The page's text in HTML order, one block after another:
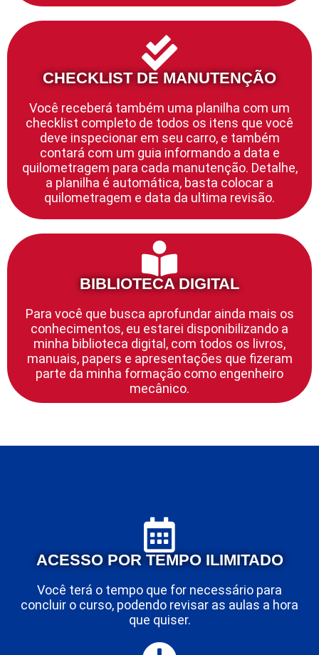
CHECKLIST DE MANUTENÇÃO
Você receberá também uma planilha com um
checklist completo de todos os itens que você
deve inspecionar em seu carro, e também
contará com um guia informando a data e
quilometragem para cada manutenção. Detalhe,
a planilha é automática, basta colocar a
quilometragem e data da ultima revisão.
BIBLIOTECA DIGITAL
Para você que busca aprofundar ainda mais os
conhecimentos, eu estarei disponibilizando a
minha biblioteca digital, com todos os livros,
manuais, papers e apresentações que fizeram
parte da minha formação como engenheiro
mecânico.
ACESSO POR TEMPO ILIMITADO
Você terá o tempo que for necessário para
concluir o curso, podendo revisar as aulas a hora
que quiser.